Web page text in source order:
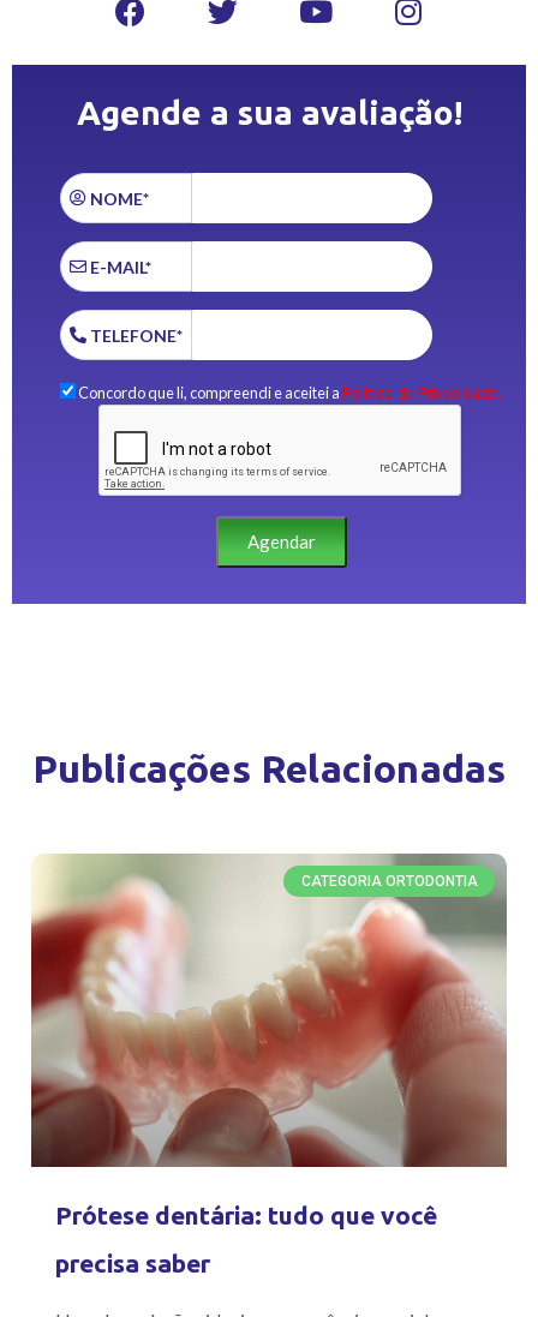
Agende a sua avaliação!
NOME*
E-MAIL*
TELEFONE*
Concordo que li, compreendi e aceitei a Política de Privacidade.
Agendar
Publicações Relacionadas
CATEGORIA ORTODONTIA
Prótese dentária: tudo que você
precisa saber